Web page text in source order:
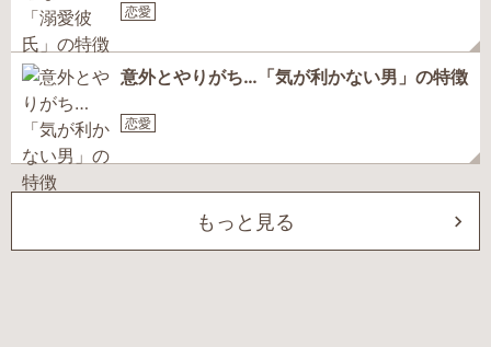
恋愛
意外とやりがち…「気が利かない男」の特徴
恋愛
もっと見る